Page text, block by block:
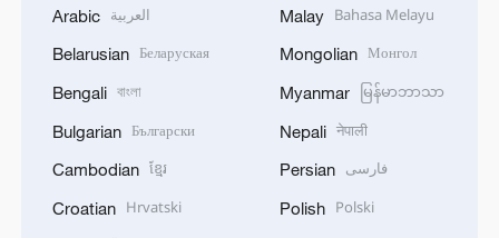
Arabic العربية
Belarusian Беларуская
Bengali বাংলা
Bulgarian Български
Cambodian ខ្មែរ
Croatian Hrvatski
Malay Bahasa Melayu
Mongolian Монгол
Myanmar မြန်မာဘာသာ
Nepali नेपाली
Persian فارسی
Polish Polski